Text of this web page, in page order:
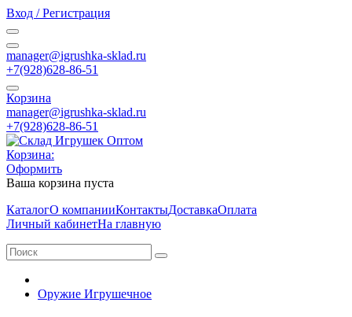
Вход / Регистрация
manager@igrushka-sklad.ru
+7(928)628-86-51
Корзина
manager@igrushka-sklad.ru
+7(928)628-86-51
Корзина:
Оформить
Ваша корзина пуста
КаталогО компанииКонтактыДоставкаОплата
Личный кабинетНа главную
Оружие Игрушечное